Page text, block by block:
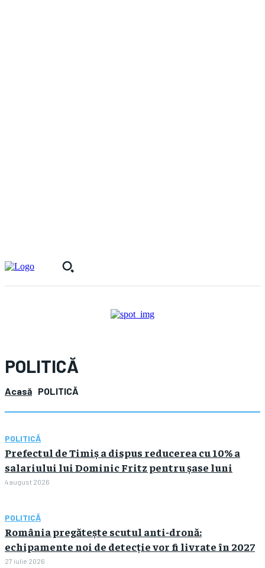
POLITICĂ
Acasă POLITICĂ
POLITICĂ
Prefectul de Timiș a dispus reducerea cu 10% a
salariului lui Dominic Fritz pentru șase luni
4 august 2026
POLITICĂ
România pregătește scutul anti-dronă:
echipamente noi de detecție vor fi livrate în 2027
27 iulie 2026